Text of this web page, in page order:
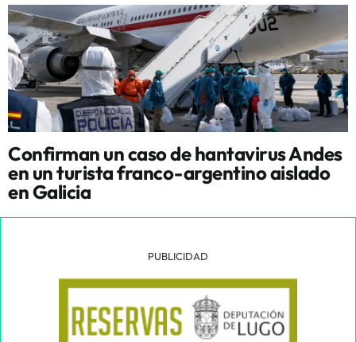
Confirman un caso de hantavirus Andes
en un turista franco-argentino aislado
en Galicia
PUBLICIDAD